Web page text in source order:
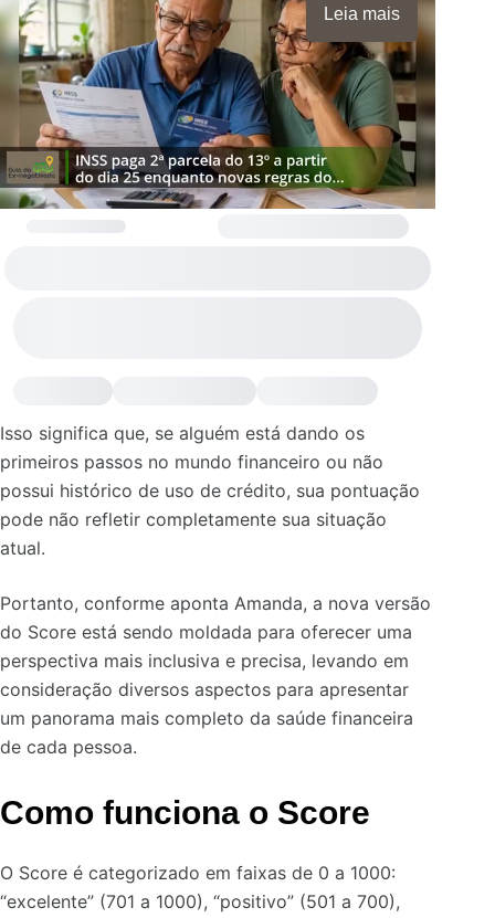
Leia mais
Isso significa que, se alguém está dando os
primeiros passos no mundo financeiro ou não
possui histórico de uso de crédito, sua pontuação
pode não refletir completamente sua situação
atual.
Portanto, conforme aponta Amanda, a nova versão
do Score está sendo moldada para oferecer uma
perspectiva mais inclusiva e precisa, levando em
consideração diversos aspectos para apresentar
um panorama mais completo da saúde financeira
de cada pessoa.
Como funciona o Score
O Score é categorizado em faixas de 0 a 1000:
“excelente” (701 a 1000), “positivo” (501 a 700),